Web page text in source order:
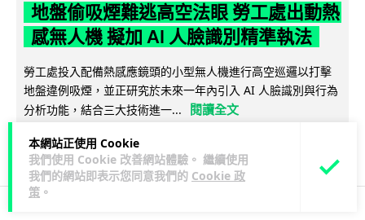
本網站正使用 Cookie
我們使用 Cookie 改善網站體驗。 繼續使用
我們的網站即表示您同意我們的 Cookie 政
策 。
地盤偷吸煙難逃高空法眼 勞工處出動熱
感無人機 擬加 AI 人臉識別精準執法
勞工處投入配備熱感應鏡頭的小型無人機進行高空巡邏以打擊
地盤違例吸煙，並正研究於未來一年內引入 AI 人臉識別與行為
分析功能，結合三大技術進一...
閱讀全文
246 55 ↗ 分享